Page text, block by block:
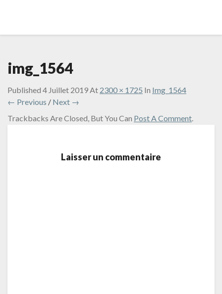
img_1564
Published 4 Juillet 2019At 2300 × 1725 In Img_1564
← Previous / Next →
Trackbacks Are Closed, But You Can Post A Comment.
Laisser un commentaire